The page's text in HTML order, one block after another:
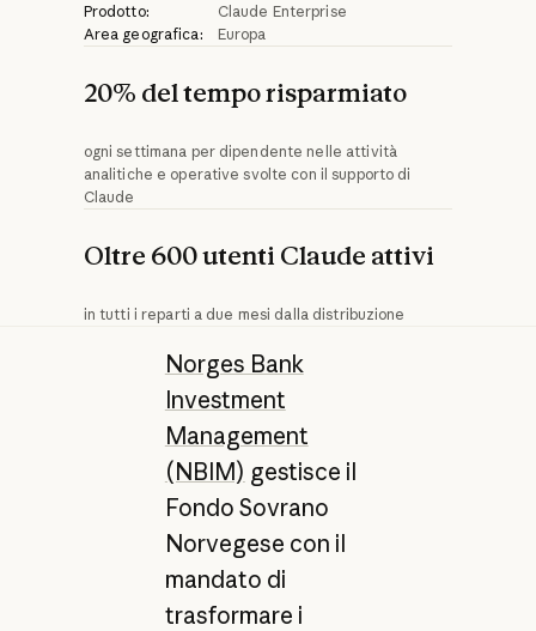
Prodotto:
Claude Enterprise
Area geografica:
Europa
20% del tempo risparmiato
ogni settimana per dipendente nelle attività
analitiche e operative svolte con il supporto di
Claude
Oltre 600 utenti Claude attivi
in tutti i reparti a due mesi dalla distribuzione
Norges Bank
Investment
Management
(NBIM) gestisce il
Fondo Sovrano
Norvegese con il
mandato di
trasformare i